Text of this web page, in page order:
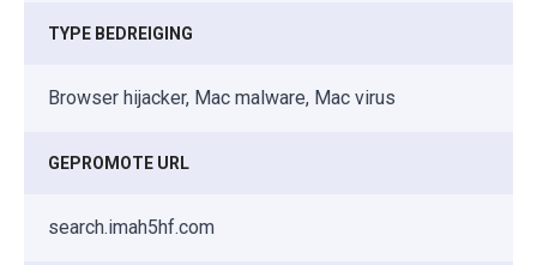
TYPE BEDREIGING
Browser hijacker, Mac malware, Mac virus
GEPROMOTE URL
search.imah5hf.com